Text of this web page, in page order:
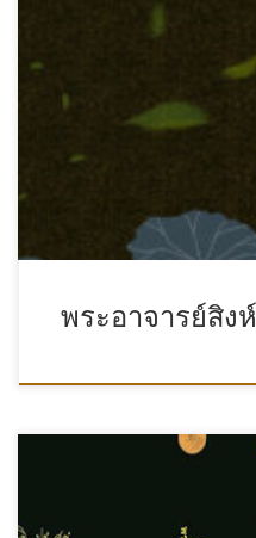
พระอาจารย์สิง